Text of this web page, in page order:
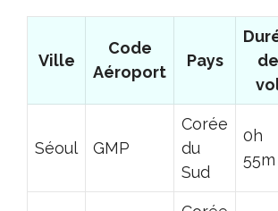
Ville
Code
Aéroport
Pays
de
Séoul GMP
Corée
du
Sud
0h
55m